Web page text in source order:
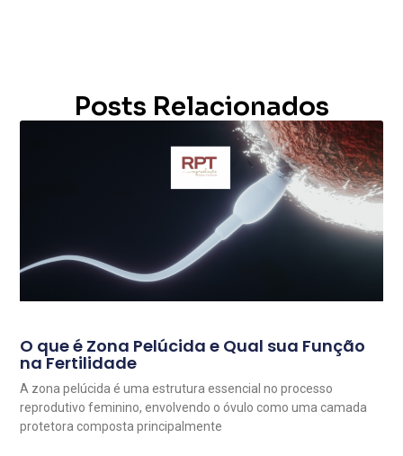
Posts Relacionados
O que é Zona Pelúcida e Qual sua Função
na Fertilidade
A zona pelúcida é uma estrutura essencial no processo
reprodutivo feminino, envolvendo o óvulo como uma camada
protetora composta principalmente